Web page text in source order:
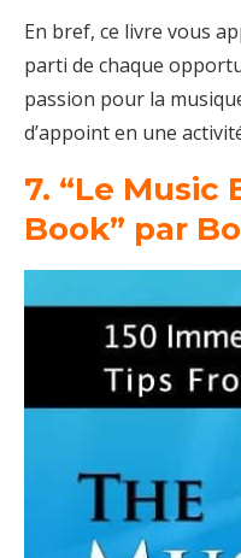
En bref, ce livre vous
parti de chaque
passion pour la
d’appoint en une
7. “Le Music
Book” par